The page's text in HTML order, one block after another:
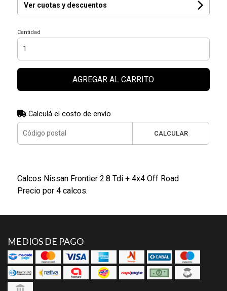
Ver cuotas y descuentos
Cantidad
AGREGAR AL CARRITO
Calculá el costo de envío
CALCULAR
Calcos Nissan Frontier 2.8 Tdi + 4x4 Off Road
Precio por 4 calcos.
MEDIOS DE PAGO